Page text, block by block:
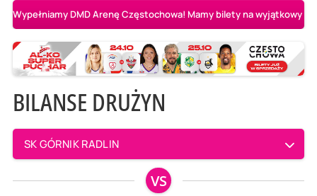
Wypełniamy DMD Arenę Częstochowa! Mamy bilety na wyjątkowy
BILANSE DRUŻYN
SK GÓRNIK RADLIN
VS